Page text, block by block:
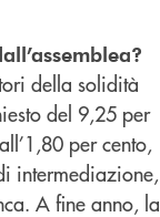
della solidità
del 9,25 per
per cento,
intermediazione,
A fine anno, la